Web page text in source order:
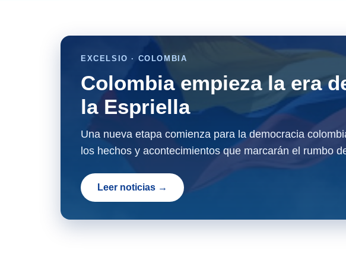
EXCELSIO · COLOMBIA
Colombia empieza la era
la Espriella
Una nueva etapa comienza para la democracia
los hechos y acontecimientos que marcarán el rumbo
Leer noticias →